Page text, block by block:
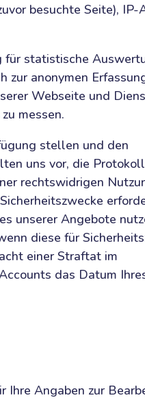
besuchte Seite), IP-
für statistische
zur anonymen
Webseite und
messen.
stellen und den
uns vor, die
rechtswidrigen
unserer Angebote
diese für
einer Straftat im
das Datum
Ihre Angaben zur